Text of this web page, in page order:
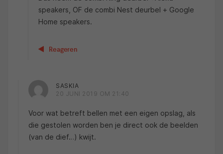
speakers, OF de combi Nest deurbel + Google
Home speakers.
Reageren
SASKIA
20 JUNI 2019 OM 21:40
Voor wat betreft bellen met een eigen opslag, als
die gestolen worden ben je direct ook de beelden
(van de dief…) kwijt.